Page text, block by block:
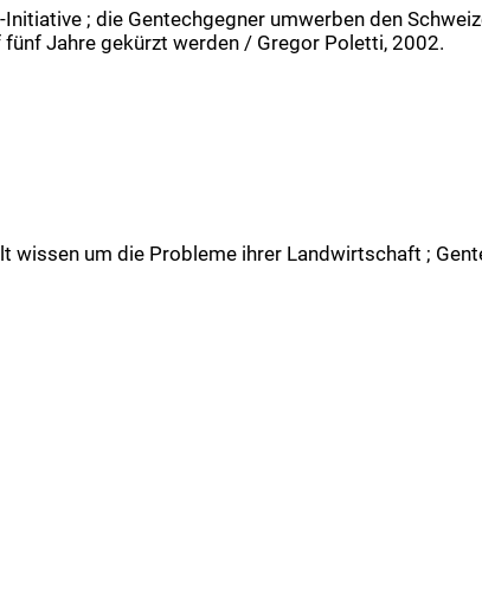
; die Gentechgegner umwerben den
Jahre gekürzt werden / Gregor Poletti, 2002.
wissen um die Probleme ihrer Landwirtschaft ;